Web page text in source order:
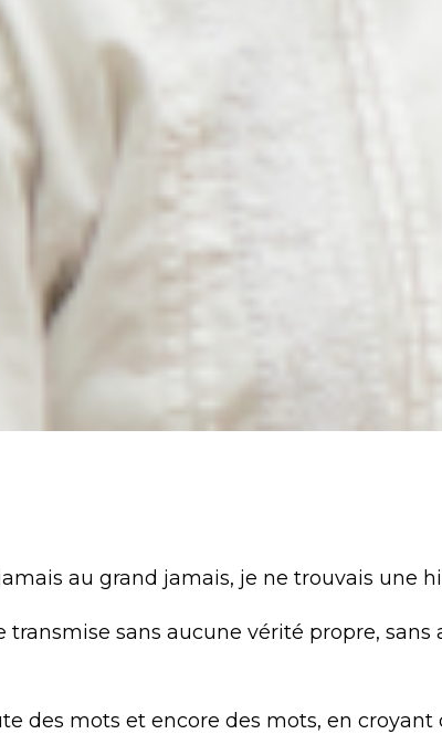
au grand jamais, je ne trouvais une
transmise sans aucune vérité propre,
des mots et encore des mots, en croyant